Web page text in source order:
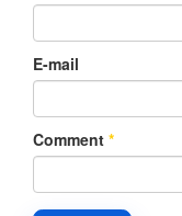
E-mail
Comment *